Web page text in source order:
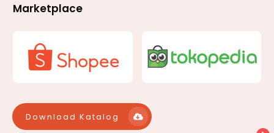
Marketplace
Download Katalog